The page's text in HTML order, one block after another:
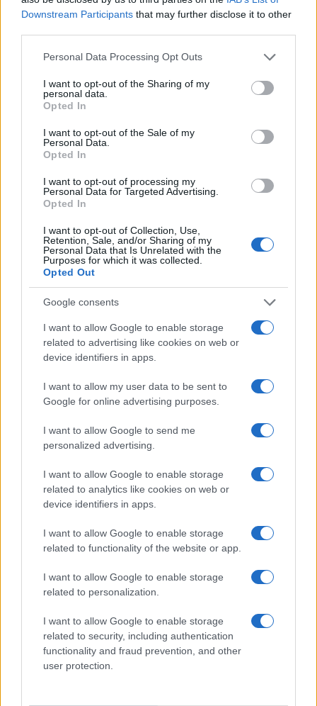
Downstream Participants that may further disclose it to other
Please note that this website/app uses one or more Google
not limited to your visit or usage behaviour. You may click to
grant or deny consent to Google and its third-party tags to
use your data for below specified purposes in below Google
consent section.
Personal Data Processing Opt Outs
I want to opt-out of the Sharing of my
personal data.
Opted In
I want to opt-out of the Sale of my
Personal Data.
Opted In
I want to opt-out of processing my
Personal Data for Targeted Advertising.
Opted In
I want to opt-out of Collection, Use,
Retention, Sale, and/or Sharing of my
Personal Data that Is Unrelated with the
Purposes for which it was collected.
Opted Out
Google consents
I want to allow Google to enable storage
related to advertising like cookies on web or
device identifiers in apps.
I want to allow my user data to be sent to
Google for online advertising purposes.
I want to allow Google to send me
personalized advertising.
I want to allow Google to enable storage
related to analytics like cookies on web or
device identifiers in apps.
I want to allow Google to enable storage
related to functionality of the website or app.
I want to allow Google to enable storage
related to personalization.
I want to allow Google to enable storage
related to security, including authentication
functionality and fraud prevention, and other
user protection.
NECROLOGIE
Mario Malu
Paolo Pinna
I nostri cari
I nostri cari
I nostri cari
Giovannimaria Cabras
Invia un Comunicato Stampa| Pubblicità Segnala
Vuoi rimanere sempre aggiornato?